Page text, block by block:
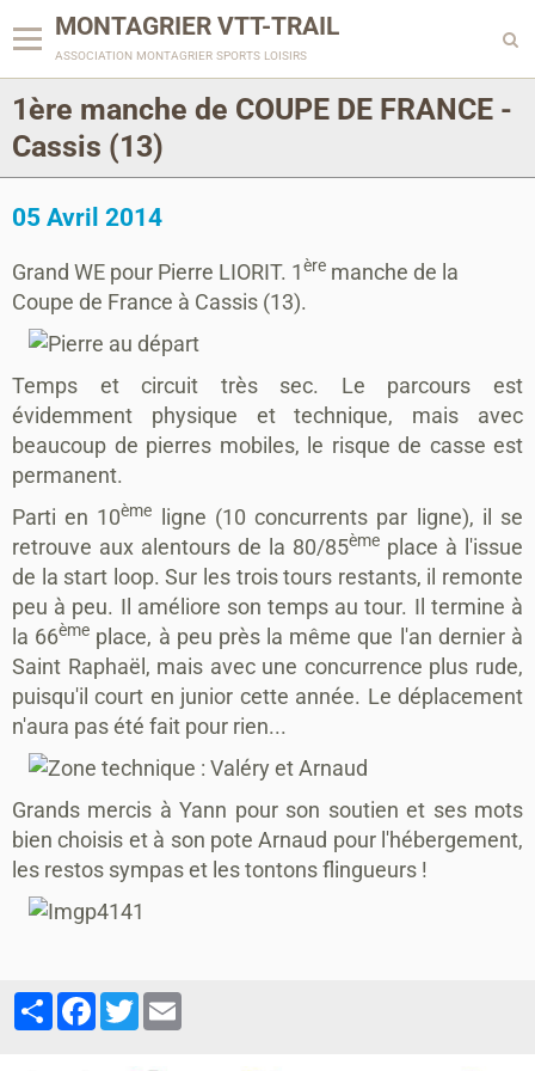
MONTAGRIER VTT-TRAIL
association montagrier sports loisirs
1ère manche de COUPE DE FRANCE -
Cassis (13)
05 Avril 2014
Grand WE pour Pierre LIORIT. 1ère manche de la
Coupe de France à Cassis (13).
Temps et circuit très sec. Le parcours est
évidemment physique et technique, mais avec
beaucoup de pierres mobiles, le risque de casse est
permanent.
Parti en 10ème
ligne (10 concurrents par ligne), il se
retrouve aux alentours de la 80/85ème place à l'issue
de la start loop. Sur les trois tours restants, il remonte
peu à peu. Il améliore son temps au tour. Il termine à
la 66ème place, à peu près la même que l'an dernier à
Saint Raphaël, mais avec une concurrence plus rude,
puisqu'il court en junior cette année. Le déplacement
n'aura pas été fait pour rien...
Grands mercis à Yann pour son soutien et ses mots
bien choisis et à son pote Arnaud pour l'hébergement,
les restos sympas et les tontons flingueurs !
PartagerFacebook
Twitter